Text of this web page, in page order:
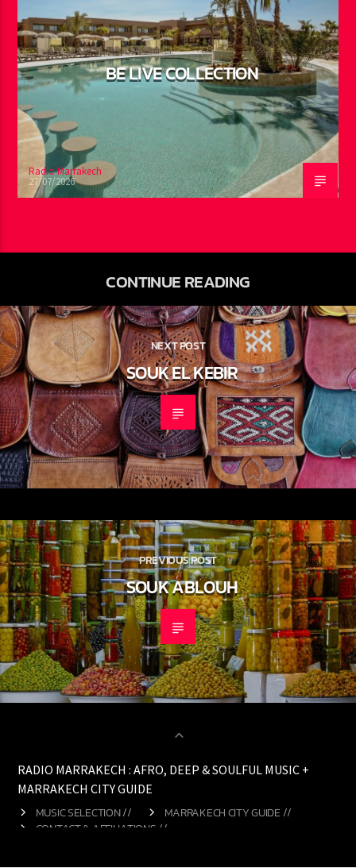
BE LIVE COLLECTION
Radio Marrakech
27/07/2026
CONTINUE READING
NEXT POST
SOUK EL KEBIR
PREVIOUS POST
SOUK ABLOUH
RADIO MARRAKECH : AFRO, DEEP & SOULFUL MUSIC +
MARRAKECH CITY GUIDE
MUSIC SELECTION //
MARRAKECH CITY GUIDE //
CONTACT & AFFILIATIONS //